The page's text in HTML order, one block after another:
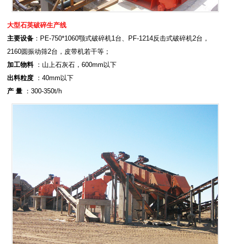
大型石英破碎生产线
主要设备 ：PE-750*1060颚式破碎机1台、PF-1214反击式破碎机2台，
2160圆振动筛2台，皮带机若干等；
加工物料：山上石灰石，600mm以下
出料粒度 ：40mm以下
产 量 ：300-350t/h